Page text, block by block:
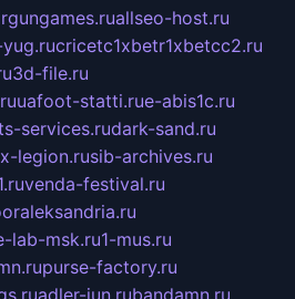
allseo-host.ru
cricetc1xbetr1xbetcc2.ru
3d-file.ru
uafoot-statti.rue-abis1c.ru
services.rudark-sand.ru
x-legion.rusib-archives.ru
venda-festival.ru
lab-msk.ru1-mus.ru
purse-factory.ru
adler-jun.rubandamn.ru